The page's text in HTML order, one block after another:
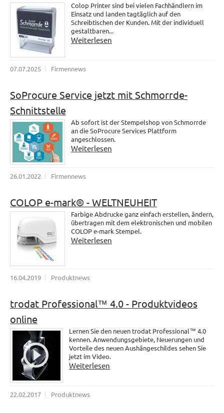
Colop Printer sind bei vielen Fachhändlern im
Einsatz und landen tagtäglich auf den
Schreibtischen der Kunden. Mit der individuell
gestaltbaren...
Weiterlesen
07.07.2025 Firmennews
SoProcure Service jetzt mit Schmorrde-
Schnittstelle
Ab sofort ist der Stempelshop von Schmorrde
an die SoProcure Services Plattform
angeschlossen.
Weiterlesen
26.01.2022 Firmennews
COLOP e-mark® - WELTNEUHEIT
Farbige Abdrucke ganz einfach erstellen, ändern,
übertragen mit dem elektronischen und mobilen
COLOP e-mark Stempel.
Weiterlesen
16.04.2019 Produktnews
trodat Professional™ 4.0 - Produktvideos
online
Lernen Sie den neuen trodat Professional™ 4.0
kennen. Anwendungsgebiete, Neuerungen und
Vorteile des neuen Aushängeschildes sehen Sie
jetzt im Video.
Weiterlesen
22.02.2017 Produktnews